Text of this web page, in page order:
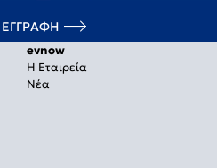
evnow
Η Εταιρεία
Νέα